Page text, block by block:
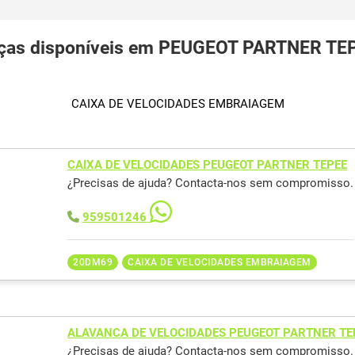
disponíveis em PEUGEOT PARTNER
CAIXA DE VELOCIDADES EMBRAIAGEM
CAIXA DE VELOCIDADES PEUGEOT PARTNER TEPEE
¿Precisas de ajuda? Contacta-nos sem compromisso.
959501246
20DM69 CAIXA DE VELOCIDADES EMBRAIAGEM
ALAVANCA DE VELOCIDADES PEUGEOT PARTNER
¿Precisas de ajuda? Contacta-nos sem compromisso.